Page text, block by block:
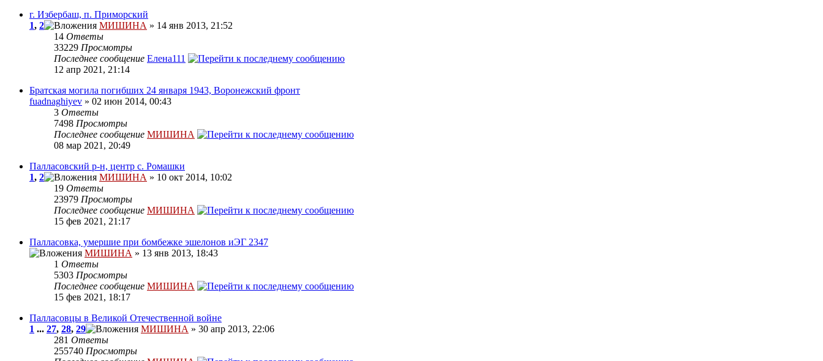
г. Избербаш, п. Приморский
1, 2 МИШИНА » 14 янв 2013, 21:52
14 Ответы
33229 Просмотры
Последнее сообщение Елена111
12 апр 2021, 21:14
Братская могила погибших 24 января 1943, Воронежский фронт
fuadnaghiyev » 02 июн 2014, 00:43
3 Ответы
7498 Просмотры
Последнее сообщение МИШИНА
08 мар 2021, 20:49
Палласовский р-н, центр с. Ромашки
1, 2 МИШИНА » 10 окт 2014, 10:02
19 Ответы
23979 Просмотры
Последнее сообщение МИШИНА
15 фев 2021, 21:17
Палласовка, умершие при бомбежке эшелонов иЭГ 2347
МИШИНА » 13 янв 2013, 18:43
1 Ответы
5303 Просмотры
Последнее сообщение МИШИНА
15 фев 2021, 18:17
Палласовцы в Великой Отечественной войне
1 ... 27, 28, 29 МИШИНА » 30 апр 2013, 22:06
281 Ответы
255740 Просмотры